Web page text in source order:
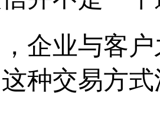
企业与客
种交易方